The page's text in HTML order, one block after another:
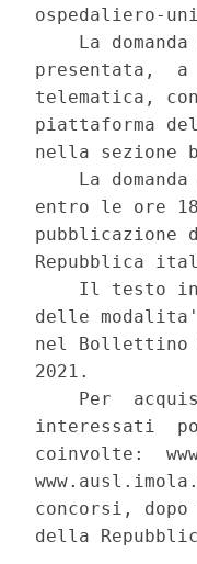
ospedaliero-
La domanda
presentata,  a
telematica,
piattaforma
nella sezione
La domanda
entro le ore
Repubblica
Il testo
delle
nel Bollettino
2021.
Per
interessati
coinvolte:
concorsi,
della